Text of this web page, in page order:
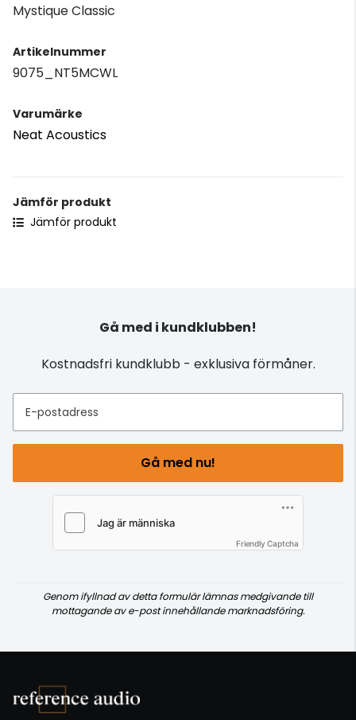
Mystique Classic
Artikelnummer
9075_NT5MCWL
Varumärke
Neat Acoustics
Jämför produkt
Jämför produkt
Gå med i kundklubben!
Kostnadsfri kundklubb - exklusiva förmåner.
E-postadress
Gå med nu!
Friendly Captcha
Genom ifyllnad av detta formulär lämnas medgivande till
mottagande av e-post innehållande marknadsföring.